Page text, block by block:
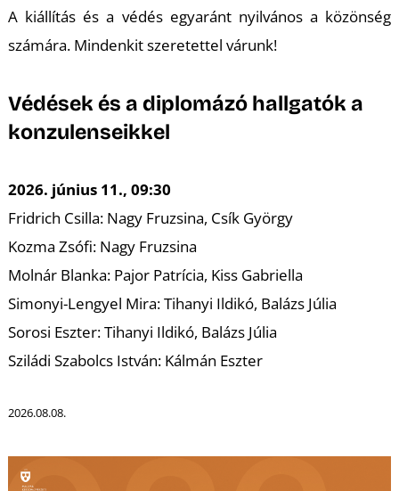
A kiállítás és a védés egyaránt nyilvános a közönség
számára. Mindenkit szeretettel várunk!
Védések és a diplomázó hallgatók a
konzulenseikkel
2026. június 11., 09:30
Fridrich Csilla: Nagy Fruzsina, Csík György
Kozma Zsófi: Nagy Fruzsina
Molnár Blanka: Pajor Patrícia, Kiss Gabriella
Simonyi-Lengyel Mira: Tihanyi Ildikó, Balázs Júlia
Sorosi Eszter: Tihanyi Ildikó, Balázs Júlia
Sziládi Szabolcs István: Kálmán Eszter
2026.08.08.